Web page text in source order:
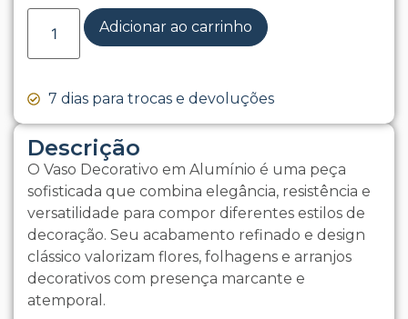
Descrição
O Vaso Decorativo em Alumínio é uma peça
sofisticada que combina elegância, resistência e
versatilidade para compor diferentes estilos de
decoração. Seu acabamento refinado e design
clássico valorizam flores, folhagens e arranjos
decorativos com presença marcante e
atemporal.
Adicionar ao carrinho
7 dias para trocas e devoluções